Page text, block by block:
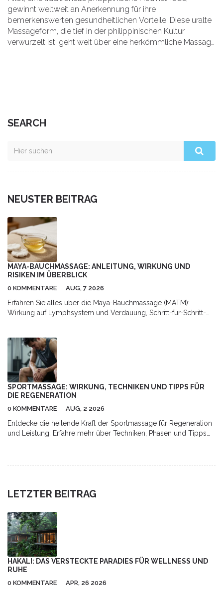
gewinnt weltweit an Anerkennung für ihre
bemerkenswerten gesundheitlichen Vorteile. Diese uralte
Massageform, die tief in der philippinischen Kultur
verwurzelt ist, geht weit über eine herkömmliche Massage
und Seele.
SEARCH
NEUSTER BEITRAG
MAYA-BAUCHMASSAGE: ANLEITUNG, WIRKUNG UND
RISIKEN IM ÜBERBLICK
0 KOMMENTARE AUG, 7 2026
Erfahren Sie alles über die Maya-Bauchmassage (MATM):
Wirkung auf Lymphsystem und Verdauung, Schritt-für-Schritt-
SPORTMASSAGE: WIRKUNG, TECHNIKEN UND TIPPS FÜR
DIE REGENERATION
0 KOMMENTARE AUG, 2 2026
Entdecke die heilende Kraft der Sportmassage für Regeneration
und Leistung. Erfahre mehr über Techniken, Phasen und Tipps
LETZTER BEITRAG
HAKALI: DAS VERSTECKTE PARADIES FÜR WELLNESS UND
RUHE
0 KOMMENTARE APR, 26 2026